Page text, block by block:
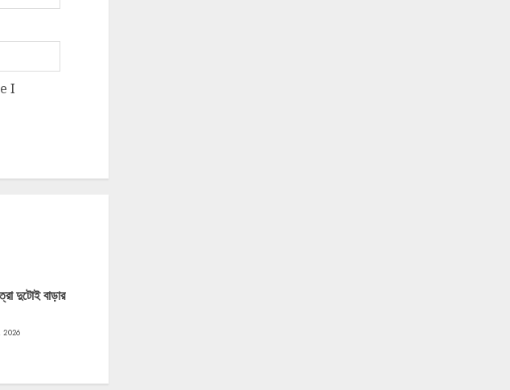
I
দুটোই বাড়ার
2026